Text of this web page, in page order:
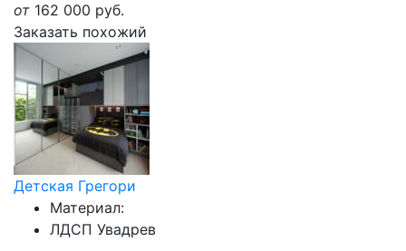
от 162 000 руб.
Заказать похожий
Детская Грегори
Материал:
ЛДСП Увадрев